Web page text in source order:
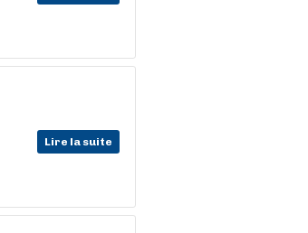
Lire la suite